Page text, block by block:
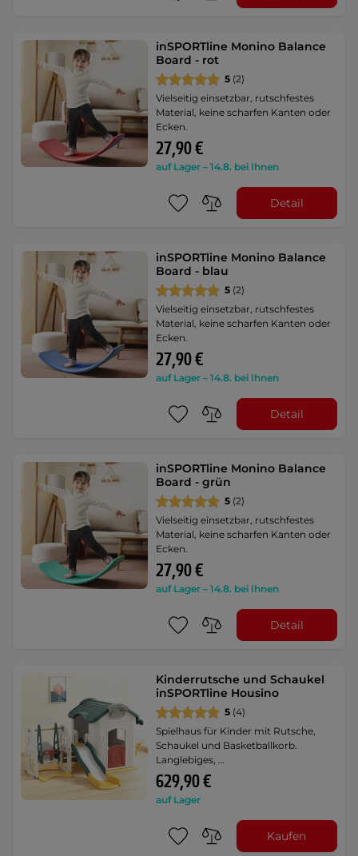
inSPORTline Monino Balance
Board - rot
5 (2)
Vielseitig einsetzbar, rutschfestes
Material, keine scharfen Kanten oder
Ecken.
27,90 €
auf Lager – 14.8. bei Ihnen
Detail
inSPORTline Monino Balance
Board - blau
5 (2)
Vielseitig einsetzbar, rutschfestes
Material, keine scharfen Kanten oder
Ecken.
27,90 €
auf Lager – 14.8. bei Ihnen
Detail
inSPORTline Monino Balance
Board - grün
5 (2)
Vielseitig einsetzbar, rutschfestes
Material, keine scharfen Kanten oder
Ecken.
27,90 €
auf Lager – 14.8. bei Ihnen
Detail
Kinderrutsche und Schaukel
inSPORTline Housino
5 (4)
Spielhaus für Kinder mit Rutsche,
Schaukel und Basketballkorb.
Langlebiges, …
629,90 €
auf Lager
Kaufen